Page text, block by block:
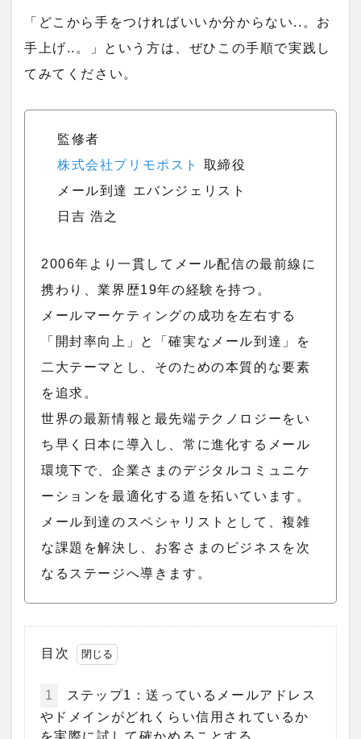
「どこから手をつければいいか分からない..。お
手上げ..。」という方は、ぜひこの手順で実践し
てみてください。
監修者
株式会社プリモポスト
取締役
メール到達 エバンジェリスト
日吉 浩之
2006年より一貫してメール配信の最前線に
携わり、業界歴19年の経験を持つ。
メールマーケティングの成功を左右する
「開封率向上」と「確実なメール到達」を
二大テーマとし、そのための本質的な要素
を追求。
世界の最新情報と最先端テクノロジーをい
ち早く日本に導入し、常に進化するメール
環境下で、企業さまのデジタルコミュニケ
ーションを最適化する道を拓いています。
メール到達のスペシャリストとして、複雑
な課題を解決し、お客さまのビジネスを次
なるステージへ導きます。
目次
1
ステップ1：送っているメールアドレス
やドメインがどれくらい信用されているか
を実際に試して確かめることする